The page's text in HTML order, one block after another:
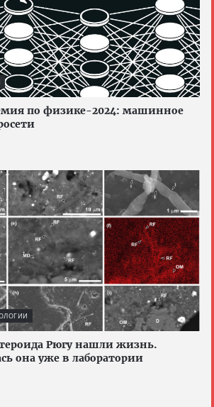
по физике-2024: машинное
Рюгу нашли жизнь.
она уже в лаборатории